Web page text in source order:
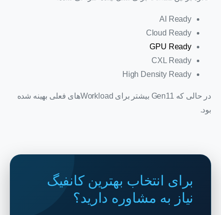
AI Ready
Cloud Ready
GPU Ready
CXL Ready
High Density Ready
در حالی که Gen11 بیشتر برای Workloadهای فعلی بهینه شده
بود.
برای انتخاب بهترین کانفیگ
نیاز به مشاوره دارید؟